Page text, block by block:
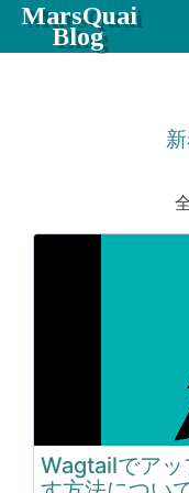
MarsQuai
Blog
Wagtailでアッ